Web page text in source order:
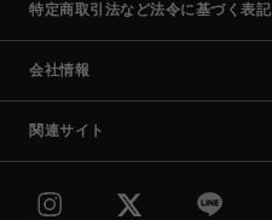
特定商取引法など法令に基づく表記
会社情報
関連サイト